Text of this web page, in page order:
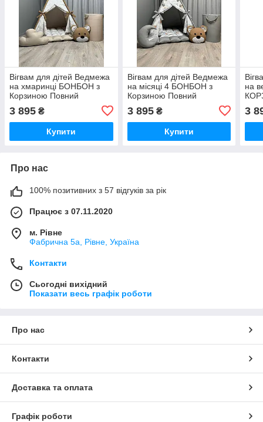
Вігвам для дітей Ведмежа
на хмаринці БОНБОН з
Корзиною Повний
хлопчика, вігвам для
дівчинки, дитяча палатка
3 895 ₴
Купити
Вігвам для дітей Ведмежа
на місяці 4 БОНБОН з
Корзиною Повний
хлопчика, дитяча палатка,
вігвам для дівчинки
3 895₴
Купити
на
3
Про нас
100% позитивних з 57 відгуків за рік
Працює з 07.11.2020
м. Рівне
Фабрична 5а, Рівне, Україна
Контакти
Сьогодні вихідний
Показати весь графік роботи
Про нас
Контакти
Доставка та оплата
Графік роботи